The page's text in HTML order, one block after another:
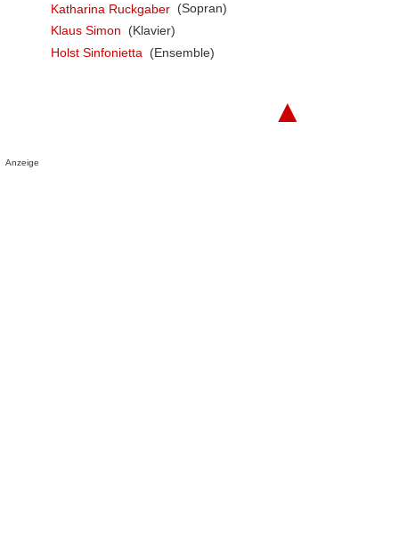
Katharina Ruckgaber (Sopran)
Klaus Simon
(Klavier)
Holst Sinfonietta
(Ensemble)
▲
Anzeige